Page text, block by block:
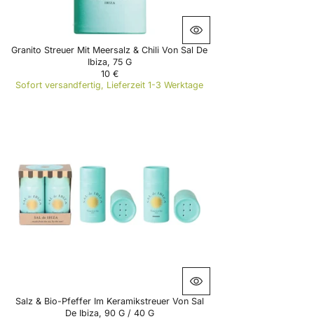
Granito Streuer Mit Meersalz & Chili Von Sal De
Ibiza, 75 G
R
E
C
1
10 €
Sofort versandfertig, Lieferzeit 1-3 Werktage
Salz & Bio-Pfeffer Im Keramikstreuer Von Sal
De Ibiza, 90 G / 40 G